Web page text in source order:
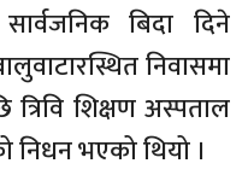
बिदा दिने
निवासमा
शिक्षण अस्पताल
निधन भएको थियो ।